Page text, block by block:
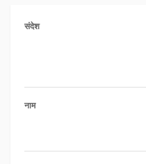
संदेश
नाम